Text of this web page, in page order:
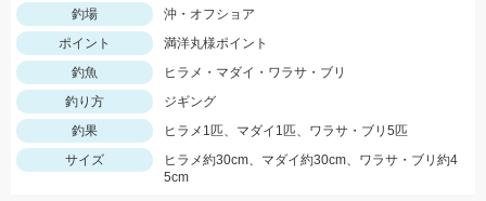
釣場
沖・オフショア
ポイント
満洋丸様ポイント
釣魚
ヒラメ・マダイ・ワラサ・ブリ
釣り方
ジギング
釣果
ヒラメ1匹、マダイ1匹、ワラサ・ブリ5匹
サイズ
ヒラメ約30cm、マダイ約30cm、ワラサ・ブリ約4
5cm